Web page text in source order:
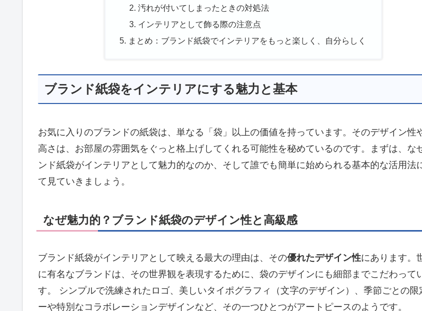
汚れが付いてしまったときの対処法
インテリアとして飾る際の注意点
まとめ：ブランド紙袋でインテリアをもっと楽しく、自分らしく
ブランド紙袋をインテリアにする魅力と基本
お気に入りのブランドの紙袋は、単なる「袋」以上の価値を持っています。そのデザイン性
高さは、お部屋の雰囲気をぐっと格上げしてくれる可能性を秘めているのです。まずは、な
ンド紙袋がインテリアとして魅力的なのか、そして誰でも簡単に始められる基本的な活用法
て見ていきましょう。
なぜ魅力的？ブランド紙袋のデザイン性と高級感
ブランド紙袋がインテリアとして映える最大の理由は、その優れたデザイン性にあります。
に有名なブランドは、その世界観を表現するために、袋のデザインにも細部までこだわって
す。 シンプルで洗練されたロゴ、美しいタイポグラフィ（文字のデザイン）、季節ごとの限
ーや特別なコラボレーションデザインなど、その一つひとつがアートピースのようです。